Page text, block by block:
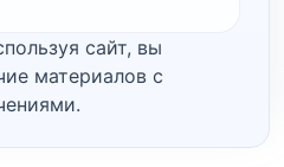
сайт, вы
материалов с